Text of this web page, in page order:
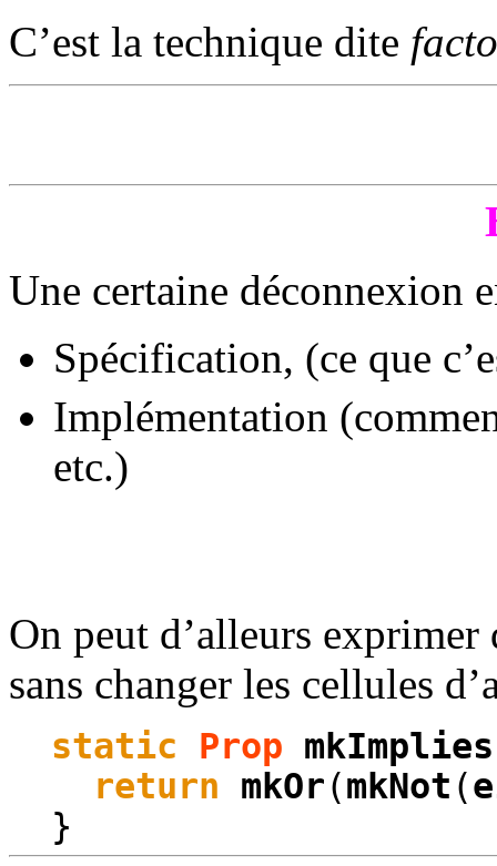
C’est la technique dite
Une certaine déconnexion
Spécification, (ce que
Implémentation
etc.)
On peut d’alleurs exprimer
sans changer les cellules
static Prop mkImplies
return
mkOr(mkNot (
}